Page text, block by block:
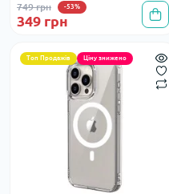
749 грн -53%
349 грн
Топ Продажів Ціну знижено